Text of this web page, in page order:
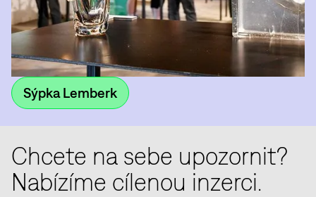
Sýpka Lemberk
Chcete na sebe upozornit?
Nabízíme cílenou inzerci.